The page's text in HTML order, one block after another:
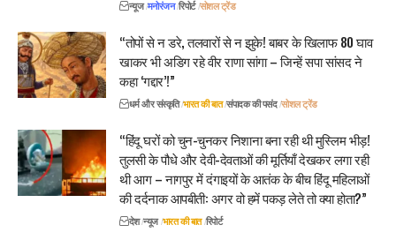
न्यूज मनोरंजन रिपोर्ट सोशल ट्रेंड
“तोपों से न डरे, तलवारों से न झुके! बाबर के खिलाफ 80 घाव
खाकर भी अडिग रहे वीर राणा सांगा – जिन्हें सपा सांसद ने
कहा ‘गद्दार’!”
धर्म और संस्कृति भारत की बात संपादक की पसंद सोशल ट्रेंड
“हिंदू घरों को चुन-चुनकर निशाना बना रही थी मुस्लिम भीड़!
तुलसी के पौधे और देवी-देवताओं की मूर्तियाँ देखकर लगा रही
थी आग – नागपुर में दंगाइयों के आतंक के बीच हिंदू महिलाओं
की दर्दनाक आपबीती: अगर वो हमें पकड़ लेते तो क्या होता?”
देश न्यूज भारत की बात रिपोर्ट